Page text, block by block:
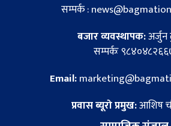
सम्पर्क :
बजार व्यवस्थापक:अर्जुन
सम्पर्कः
Email:
प्रवास ब्यूरो प्रमुख:आशिष